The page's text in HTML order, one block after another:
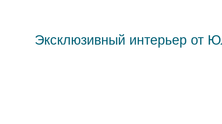
Эксклюзивный интерьер от